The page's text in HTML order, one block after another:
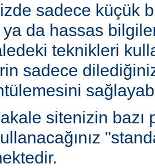
sadece küçük
da hassas
teknikleri
sadece
sitenizin bazı